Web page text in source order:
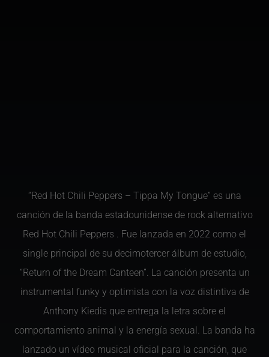
“Red Hot Chili Peppers – Tippa My Tongue” es una
canción de la banda estadounidense de rock alternativo
Red Hot Chili Peppers . Fue lanzada en 2022 como el
single principal de su decimotercer álbum de estudio,
“Return of the Dream Canteen”. La canción presenta un
instrumental funky y optimista con la voz distintiva de
Anthony Kiedis que entrega la letra sobre el
comportamiento animal y la energía sexual. La banda ha
lanzado un vídeo musical oficial para la canción, que